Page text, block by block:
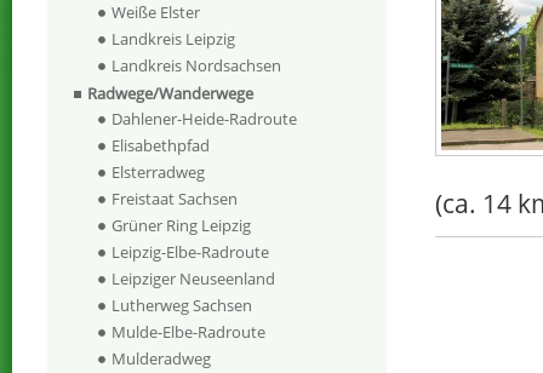
(ca. 14
Weiße Elster
Landkreis Leipzig
Landkreis Nordsachsen
Radwege/Wanderwege
Dahlener-Heide-Radroute
Elisabethpfad
Elsterradweg
Freistaat Sachsen
Grüner Ring Leipzig
Leipzig-Elbe-Radroute
Leipziger Neuseenland
Lutherweg Sachsen
Mulde-Elbe-Radroute
Mulderadweg